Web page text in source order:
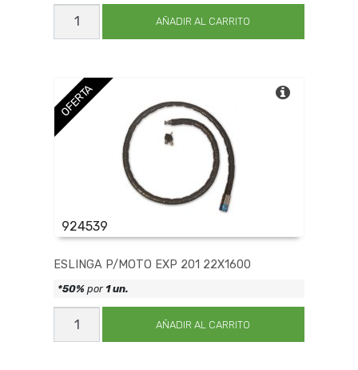
CANDADO
AÑADIR AL CARRITO
OFERTA
924539
ESLINGA P/MOTO EXP 201 22X1600
ESLINGA
P/MOTO
EXP
AÑADIR AL CARRITO
*50% por1 un.